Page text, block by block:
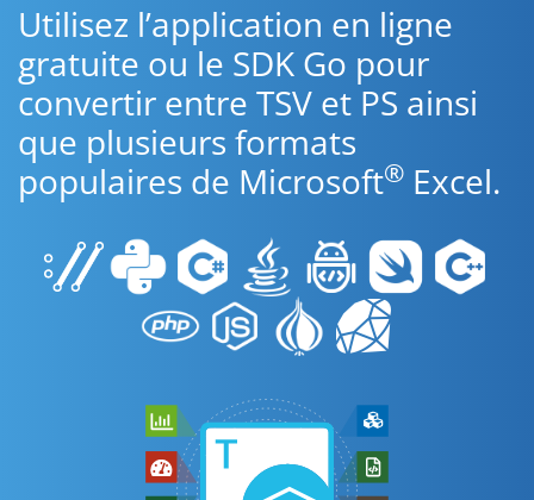
Utilisez l’application en ligne
gratuite ou le SDK Go pour
convertir entre TSV et PS ainsi
que plusieurs formats
populaires de Microsoft® Excel.